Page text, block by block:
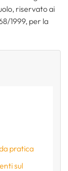
riservato ai
1999, per la
pratica
sul